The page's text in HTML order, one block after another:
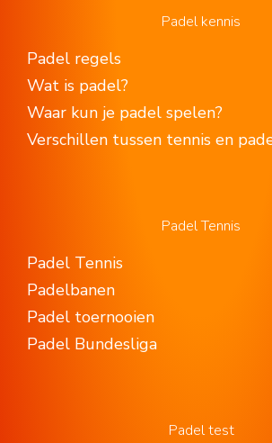
Padel kennis
Padel regels
Wat is padel?
Waar kun je padel spelen?
Verschillen tussen tennis en
Padel Tennis
Padel Tennis
Padelbanen
Padel toernooien
Padel Bundesliga
Padel test